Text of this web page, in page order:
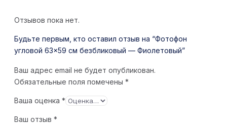
Отзывов пока нет.
Будьте первым, кто оставил отзыв на “Фотофон
угловой 63×59 см безбликовый — Фиолетовый”
Ваш адрес email не будет опубликован.
Обязательные поля помечены *
Ваша оценка *
Ваш отзыв *